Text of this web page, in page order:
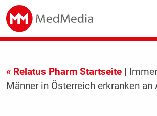
« Relatus Pharm Startseite|
Männer in Österreich erkranken